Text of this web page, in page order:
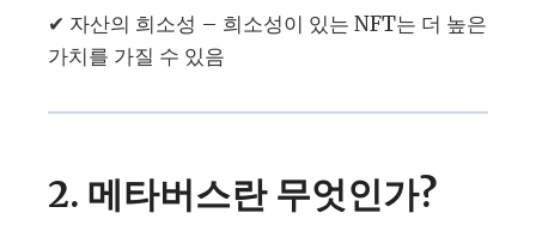
✔ 자산의 희소성 – 희소성이 있는 NFT는 더 높은
가치를 가질 수 있음
2. 메타버스란 무엇인가?